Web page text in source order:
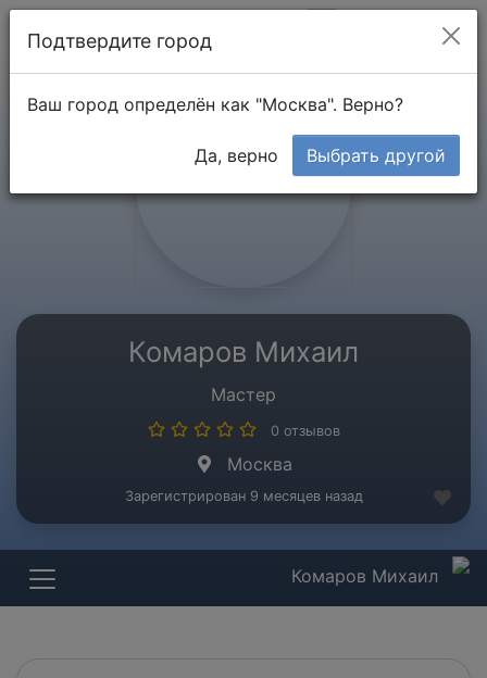
Комаров Михаил
Мастер
0 отзывов
Москва
Зарегистрирован 9 месяцев назад
Комаров Михаил
Подтвердите город
Ваш город определён как "Москва". Верно?
Да, верно Выбрать другой